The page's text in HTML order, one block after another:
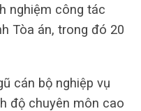
nghiệm công tác
Tòa án, trong đó 20
cán bộ nghiệp vụ
độ chuyên môn cao